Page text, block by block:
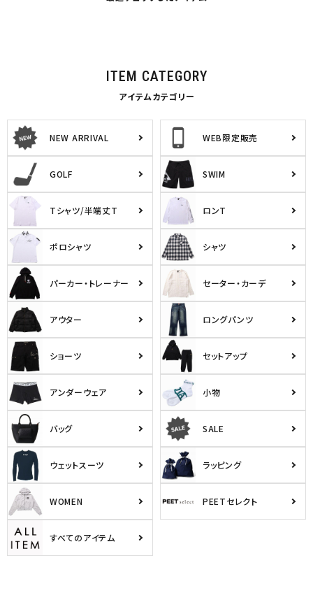
ITEM CATEGORY
アイテムカテゴリー
NEW ARRIVAL WEB限定販売
GOLF SWIM
Tシャツ/半端丈T ロンT
ポロシャツ シャツ
パーカー・トレーナー セーター・カーデ
アウター ロングパンツ
ショーツ セットアップ
アンダーウェア 小物
バッグ SALE
ウェットスーツ ラッピング
WOMEN PEETセレクト
すべてのアイテム